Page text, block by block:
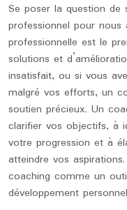
Se poser la question de
professionnel pour
professionnelle est le
solutions et
insatisfait, ou si vous
malgré vos efforts, un
soutien précieux. Un
clarifier vos objectifs, à
votre progression et à
atteindre vos
coaching comme un
développement